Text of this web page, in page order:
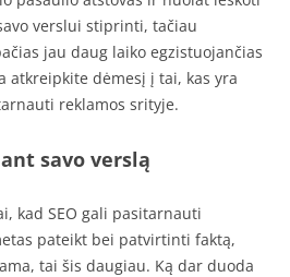
verslui stiprinti, tačiau
jau daug laiko egzistuojančias
atkreipkite dėmesį į tai, kas yra
reklamos srityje.
savo verslą
kad SEO gali pasitarnauti
pateikt bei patvirtinti faktą,
tai šis daugiau. Ką dar duoda